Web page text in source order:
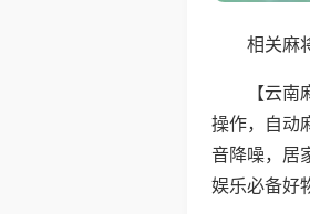
相关麻
【云
操作，自动
音降噪，居
娱乐必备好